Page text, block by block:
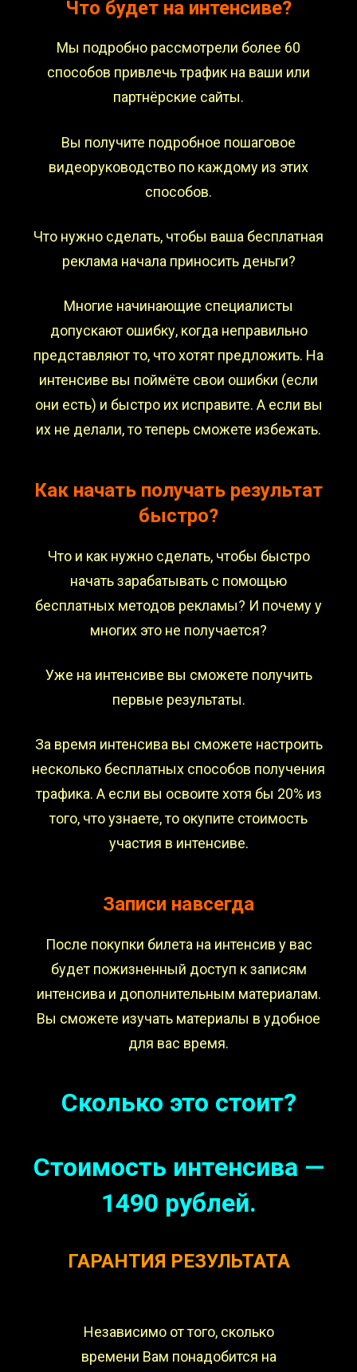
Что будет на интенсиве?
Мы подробно рассмотрели более 60
способов привлечь трафик на ваши или
партнёрские сайты.
Вы получите подробное пошаговое
видеоруководство по каждому из этих
способов.
Что нужно сделать, чтобы ваша бесплатная
реклама начала приносить деньги?
Многие начинающие специалисты
допускают ошибку, когда неправильно
представляют то, что хотят предложить. На
интенсиве вы поймёте свои ошибки (если
они есть) и быстро их исправите. А если вы
их не делали, то теперь сможете избежать.
Как начать получать результат
быстро?
Что и как нужно сделать, чтобы быстро
начать зарабатывать с помощью
бесплатных методов рекламы? И почему у
многих это не получается?
Уже на интенсиве вы сможете получить
первые результаты.
За время интенсива вы сможете настроить
несколько бесплатных способов получения
трафика. А если вы освоите хотя бы 20% из
того, что узнаете, то окупите стоимость
участия в интенсиве.
Записи навсегда
После покупки билета на интенсив у вас
будет пожизненный доступ к записям
интенсива и дополнительным материалам.
Вы сможете изучать материалы в удобное
для вас время.
Сколько это стоит?
Стоимость интенсива —
1490 рублей.
ГАРАНТИЯ РЕЗУЛЬТАТА
Независимо от того, сколько
времени Вам понадобится на